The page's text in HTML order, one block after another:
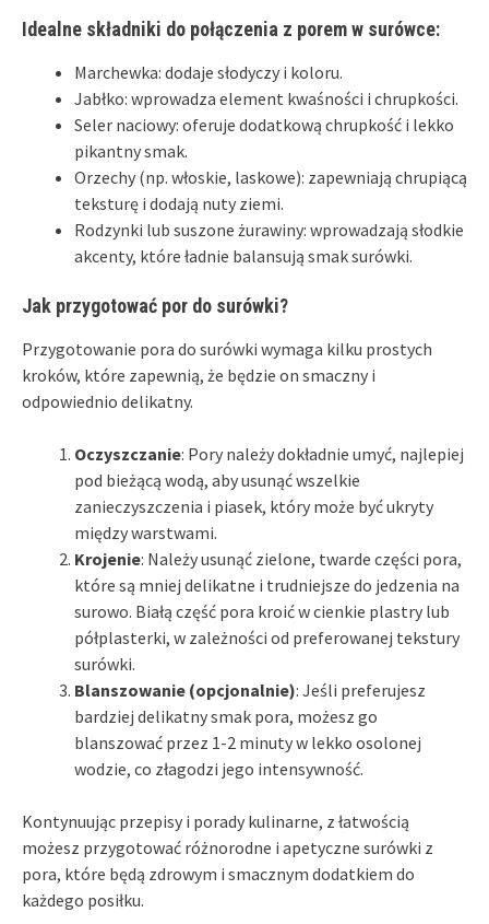
Idealne składniki do połączenia z porem w surówce:
Marchewka: dodaje słodyczy i koloru.
Jabłko: wprowadza element kwaśności i chrupkości.
Seler naciowy: oferuje dodatkową chrupkość i lekko
pikantny smak.
Orzechy (np. włoskie, laskowe): zapewniają chrupiącą
teksturę i dodają nuty ziemi.
Rodzynki lub suszone żurawiny: wprowadzają słodkie
akcenty, które ładnie balansują smak surówki.
Jak przygotować por do surówki?
Przygotowanie pora do surówki wymaga kilku prostych
kroków, które zapewnią, że będzie on smaczny i
odpowiednio delikatny.
Oczyszczanie: Pory należy dokładnie umyć, najlepiej
pod bieżącą wodą, aby usunąć wszelkie
zanieczyszczenia i piasek, który może być ukryty
między warstwami.
Krojenie: Należy usunąć zielone, twarde części pora,
które są mniej delikatne i trudniejsze do jedzenia na
surowo. Białą część pora kroić w cienkie plastry lub
półplasterki, w zależności od preferowanej tekstury
surówki.
Blanszowanie (opcjonalnie): Jeśli preferujesz
bardziej delikatny smak pora, możesz go
blanszować przez 1-2 minuty w lekko osolonej
wodzie, co złagodzi jego intensywność.
Kontynuując przepisy i porady kulinarne, z łatwością
możesz przygotować różnorodne i apetyczne surówki z
pora, które będą zdrowym i smacznym dodatkiem do
każdego posiłku.